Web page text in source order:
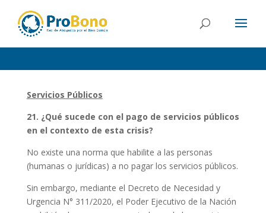
Servicios Públicos
21. ¿Qué sucede con el pago de servicios públicos
en el contexto de esta crisis?
No existe una norma que habilite a las personas
(humanas o jurídicas) a no pagar los servicios públicos.
Sin embargo, mediante el Decreto de Necesidad y
Urgencia N° 311/2020, el Poder Ejecutivo de la Nación